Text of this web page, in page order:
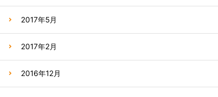
2017年5月
2017年2月
2016年12月